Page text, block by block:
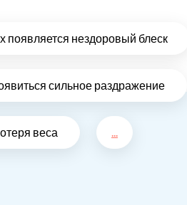
появляется нездоровый блеск
сильное раздражение
веса ...